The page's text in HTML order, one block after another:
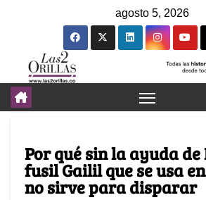
agosto 5, 2026
Por qué sin la ayuda
fusil Gailil que se usa
no sirve para disparar